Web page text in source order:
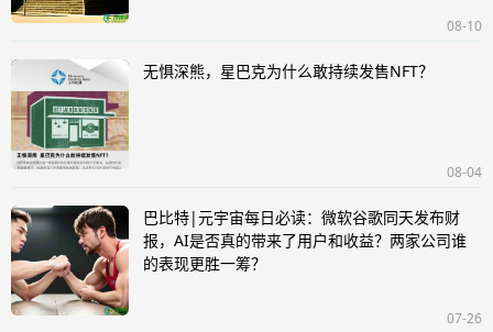
08-10
无惧深熊，星巴克为什么敢持续发售NFT？
08-04
巴比特|元宇宙每日必读：微软谷歌同天发布财
报，AI是否真的带来了用户和收益？两家公司谁
的表现更胜一筹？
07-26